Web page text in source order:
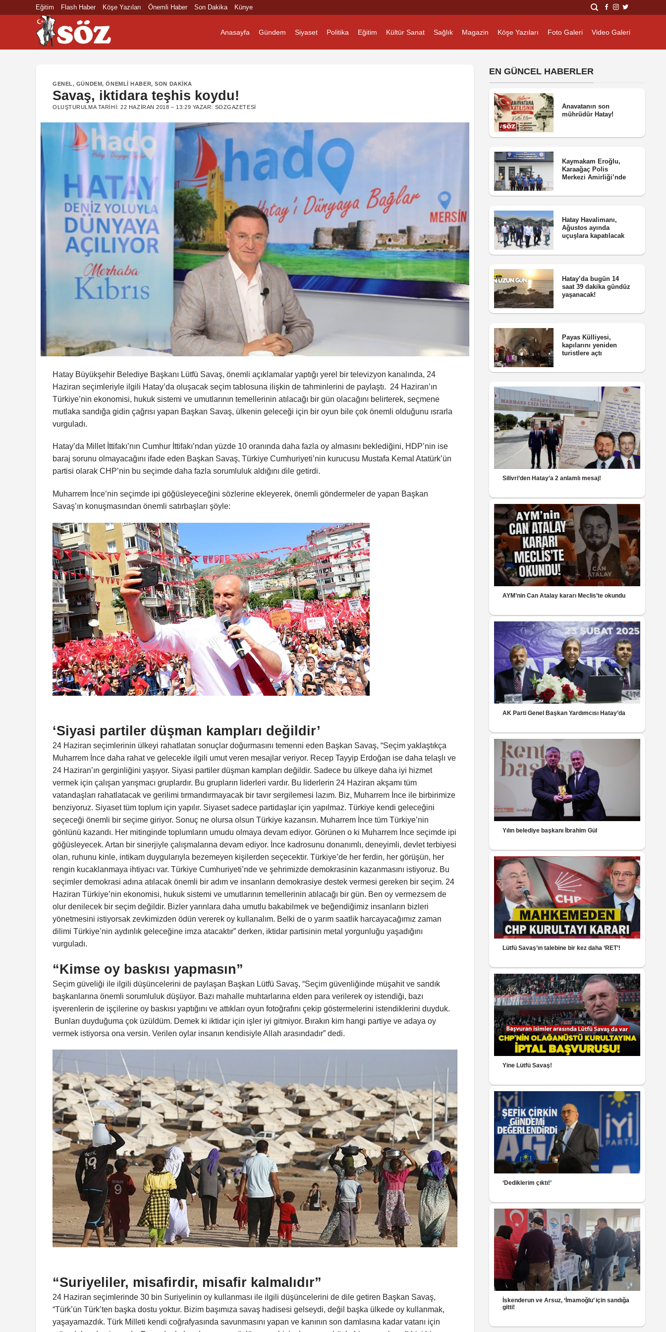
Eğitim Flash Haber Köşe Yazıları Önemli Haber Son Dakika Künye
Anasayfa Gündem Siyaset Politika Eğitim Kültür Sanat Sağlık Magazin Köşe Yazıları Foto Galeri Video Galeri
GENEL, GÜNDEM,ÖNEMLI HABER,SON DAKIKA
Savaş, iktidara teşhis koydu!
OLUŞTURULMA TARIHI:22 HAZIRAN 2018 – 13:29 YAZAR: SOZGAZETESI
Hatay Büyükşehir Belediye Başkanı Lütfü Savaş, önemli açıklamalar yaptığı yerel bir televizyon kanalında, 24
Haziran seçimleriyle ilgili Hatay’da oluşacak seçim tablosuna ilişkin de tahminlerini de paylaştı. 24 Haziran’ın
Türkiye’nin ekonomisi, hukuk sistemi ve umutlarının temellerinin atılacağı bir gün olacağını belirterek, seçmene
mutlaka sandığa gidin çağrısı yapan Başkan Savaş, ülkenin geleceği için bir oyun bile çok önemli olduğunu ısrarla
vurguladı.
Hatay’da Millet İttifakı’nın Cumhur İttifakı’ndan yüzde 10 oranında daha fazla oy almasını beklediğini, HDP’nin ise
baraj sorunu olmayacağını ifade eden Başkan Savaş, Türkiye Cumhuriyeti’nin kurucusu Mustafa Kemal Atatürk’ün
partisi olarak CHP’nin bu seçimde daha fazla sorumluluk aldığını dile getirdi.
Muharrem İnce’nin seçimde ipi göğüsleyeceğini sözlerine ekleyerek, önemli göndermeler de yapan Başkan
Savaş’ın konuşmasından önemli satırbaşları şöyle:
‘Siyasi partiler düşman kampları değildir’
24 Haziran seçimlerinin ülkeyi rahatlatan sonuçlar doğurmasını temenni eden Başkan Savaş, “Seçim yaklaştıkça
Muharrem İnce daha rahat ve gelecekle ilgili umut veren mesajlar veriyor. Recep Tayyip Erdoğan ise daha telaşlı ve
24 Haziran’ın gerginliğini yaşıyor. Siyasi partiler düşman kampları değildir. Sadece bu ülkeye daha iyi hizmet
vermek için çalışan yarışmacı gruplardır. Bu grupların liderleri vardır. Bu liderlerin 24 Haziran akşamı tüm
vatandaşları rahatlatacak ve gerilimi tırmandırmayacak bir tavır sergilemesi lazım. Biz, Muharrem İnce ile birbirimize
benziyoruz. Siyaset tüm toplum için yapılır. Siyaset sadece partidaşlar için yapılmaz. Türkiye kendi geleceğini
seçeceği önemli bir seçime giriyor. Sonuç ne olursa olsun Türkiye kazansın. Muharrem İnce tüm Türkiye’nin
gönlünü kazandı. Her mitinginde toplumların umudu olmaya devam ediyor. Görünen o ki Muharrem İnce seçimde ipi
göğüsleyecek. Artan bir sinerjiyle çalışmalarına devam ediyor. İnce kadrosunu donanımlı, deneyimli, devlet terbiyesi
olan, ruhunu kinle, intikam duygularıyla bezemeyen kişilerden seçecektir. Türkiye’de her ferdin, her görüşün, her
rengin kucaklanmaya ihtiyacı var. Türkiye Cumhuriyeti’nde ve şehrimizde demokrasinin kazanmasını istiyoruz. Bu
seçimler demokrasi adına atılacak önemli bir adım ve insanların demokrasiye destek vermesi gereken bir seçim. 24
Haziran Türkiye’nin ekonomisi, hukuk sistemi ve umutlarının temellerinin atılacağı bir gün. Ben oy vermezsem de
olur denilecek bir seçim değildir. Bizler yarınlara daha umutlu bakabilmek ve beğendiğimiz insanların bizleri
yönetmesini istiyorsak zevkimizden ödün vererek oy kullanalım. Belki de o yarım saatlik harcayacağımız zaman
dilimi Türkiye’nin aydınlık geleceğine imza atacaktır” derken, iktidar partisinin metal yorgunluğu yaşadığını
vurguladı.
“Kimse oy baskısı yapmasın”
Seçim güveliği ile ilgili düşüncelerini de paylaşan Başkan Lütfü Savaş, “Seçim güvenliğinde müşahit ve sandık
başkanlarına önemli sorumluluk düşüyor. Bazı mahalle muhtarlarına elden para verilerek oy istendiği, bazı
işverenlerin de işçilerine oy baskısı yaptığını ve attıkları oyun fotoğrafını çekip göstermelerini istendiklerini duyduk.
Bunları duyduğuma çok üzüldüm. Demek ki iktidar için işler iyi gitmiyor. Bırakın kim hangi partiye ve adaya oy
vermek istiyorsa ona versin. Verilen oylar insanın kendisiyle Allah arasındadır” dedi.
“Suriyeliler, misafirdir, misafir kalmalıdır”
24 Haziran seçimlerinde 30 bin Suriyelinin oy kullanması ile ilgili düşüncelerini de dile getiren Başkan Savaş,
“Türk’ün Türk’ten başka dostu yoktur. Bizim başımıza savaş hadisesi gelseydi, değil başka ülkede oy kullanmak,
yaşayamazdık. Türk Milleti kendi coğrafyasında savunmasını yapan ve kanının son damlasına kadar vatanı için
EN GÜNCEL HABERLER
Anavatanın son
mührüdür Hatay!
Kaymakam Eroğlu,
Karaağaç Polis
Merkezi Amirliği’nde
Hatay Havalimanı,
Ağustos ayında
uçuşlara kapatılacak
Hatay’da bugün 14
saat 39 dakika gündüz
yaşanacak!
Payas Külliyesi,
kapılarını yeniden
turistlere açtı
Silivri’den Hatay’a 2 anlamlı mesaj!
AYM’nin Can Atalay kararı Meclis’te okundu
AK Parti Genel Başkan Yardımcısı Hatay’da
Yılın belediye başkanı İbrahim Gül
Lütfü Savaş’ın talebine bir kez daha ‘RET’!
Yine Lütfü Savaş!
‘Dediklerim çıktı!’
İskenderun ve Arsuz, ‘İmamoğlu’ için sandığa
gitti!